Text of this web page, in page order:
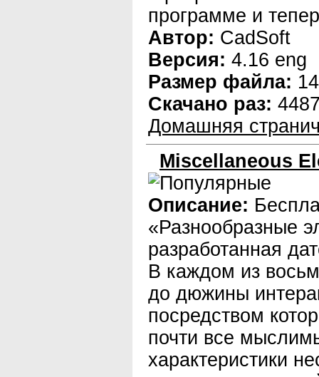
программе и
Автор: CadSoft
Версия: 4.16 eng
Размер файла:
Скачано раз:
Домашняя
Miscellaneous
Описание:
«Разнообразные
разработанная
В каждом из
до дюжины
посредством
почти все
характеристики